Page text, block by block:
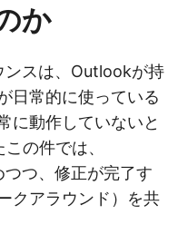
か
スは、Outlookが持
日常的に使っている
に動作していないと
の件では、
つ、修正が完了す
クアラウンド）を共